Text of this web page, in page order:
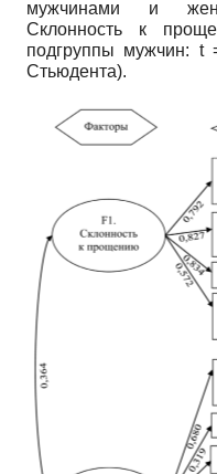
мужчинами и
Склонность к
подгруппы мужчин: t
Стьюдента).